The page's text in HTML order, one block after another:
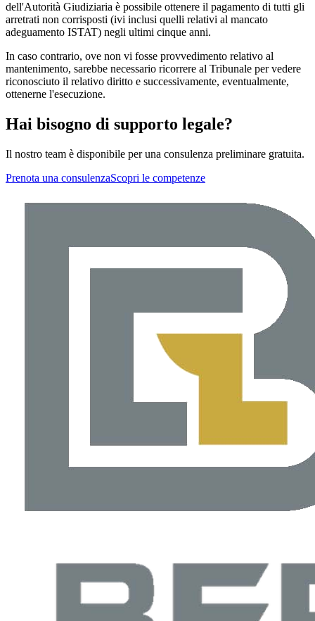
dell'Autorità Giudiziaria è possibile ottenere il pagamento di tutti gli
arretrati non corrisposti (ivi inclusi quelli relativi al mancato
adeguamento ISTAT) negli ultimi cinque anni.
In caso contrario, ove non vi fosse provvedimento relativo al
mantenimento, sarebbe necessario ricorrere al Tribunale per vedere
riconosciuto il relativo diritto e successivamente, eventualmente,
ottenerne l'esecuzione.
Hai bisogno di supporto legale?
Il nostro team è disponibile per una consulenza preliminare gratuita.
Prenota una consulenzaScopri le competenze